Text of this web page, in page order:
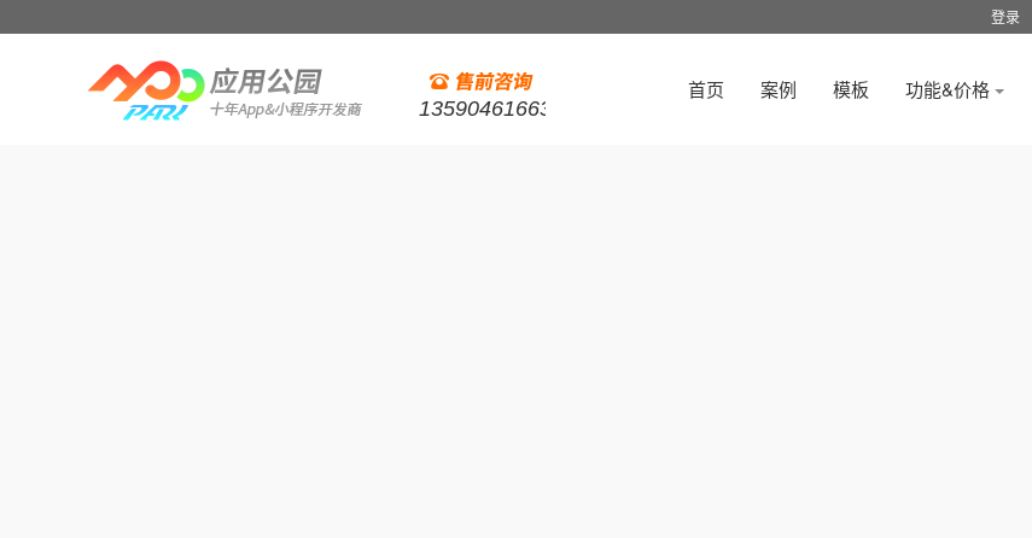
登录
13590461663
首页 案例 模板 功能&价格